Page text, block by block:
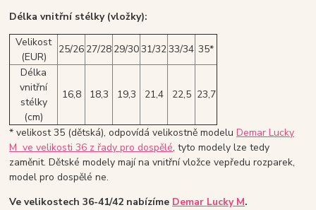
Délka vnitřní stélky (vložky):
Velikost
(EUR)
25/26 27/28 29/3031/3233/34 35*
Délka
vnitřní
stélky
(cm)
16,8 18,3 19,3 21,4 22,5 23,7
* velikost 35 (dětská), odpovídá velikostně modeluDemar Lucky
M ve velikosti 36 z řady pro dospělé, tyto modely lze tedy
zaměnit. Dětské modely mají na vnitřní vložce vepředu rozparek,
model pro dospělé ne.
Ve velikostech 36-41/42 nabízíme Demar Lucky M.